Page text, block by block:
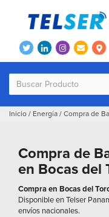
Inicio / Energía / Compra de
Compra de
en Bocas del
Compra en Bocas del
Disponible en Telser
envíos nacionales.